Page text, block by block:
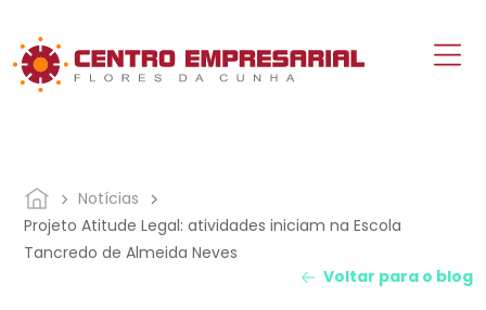
Notícias
Projeto Atitude Legal: atividades iniciam na Escola
Tancredo de Almeida Neves
Voltar para o blog